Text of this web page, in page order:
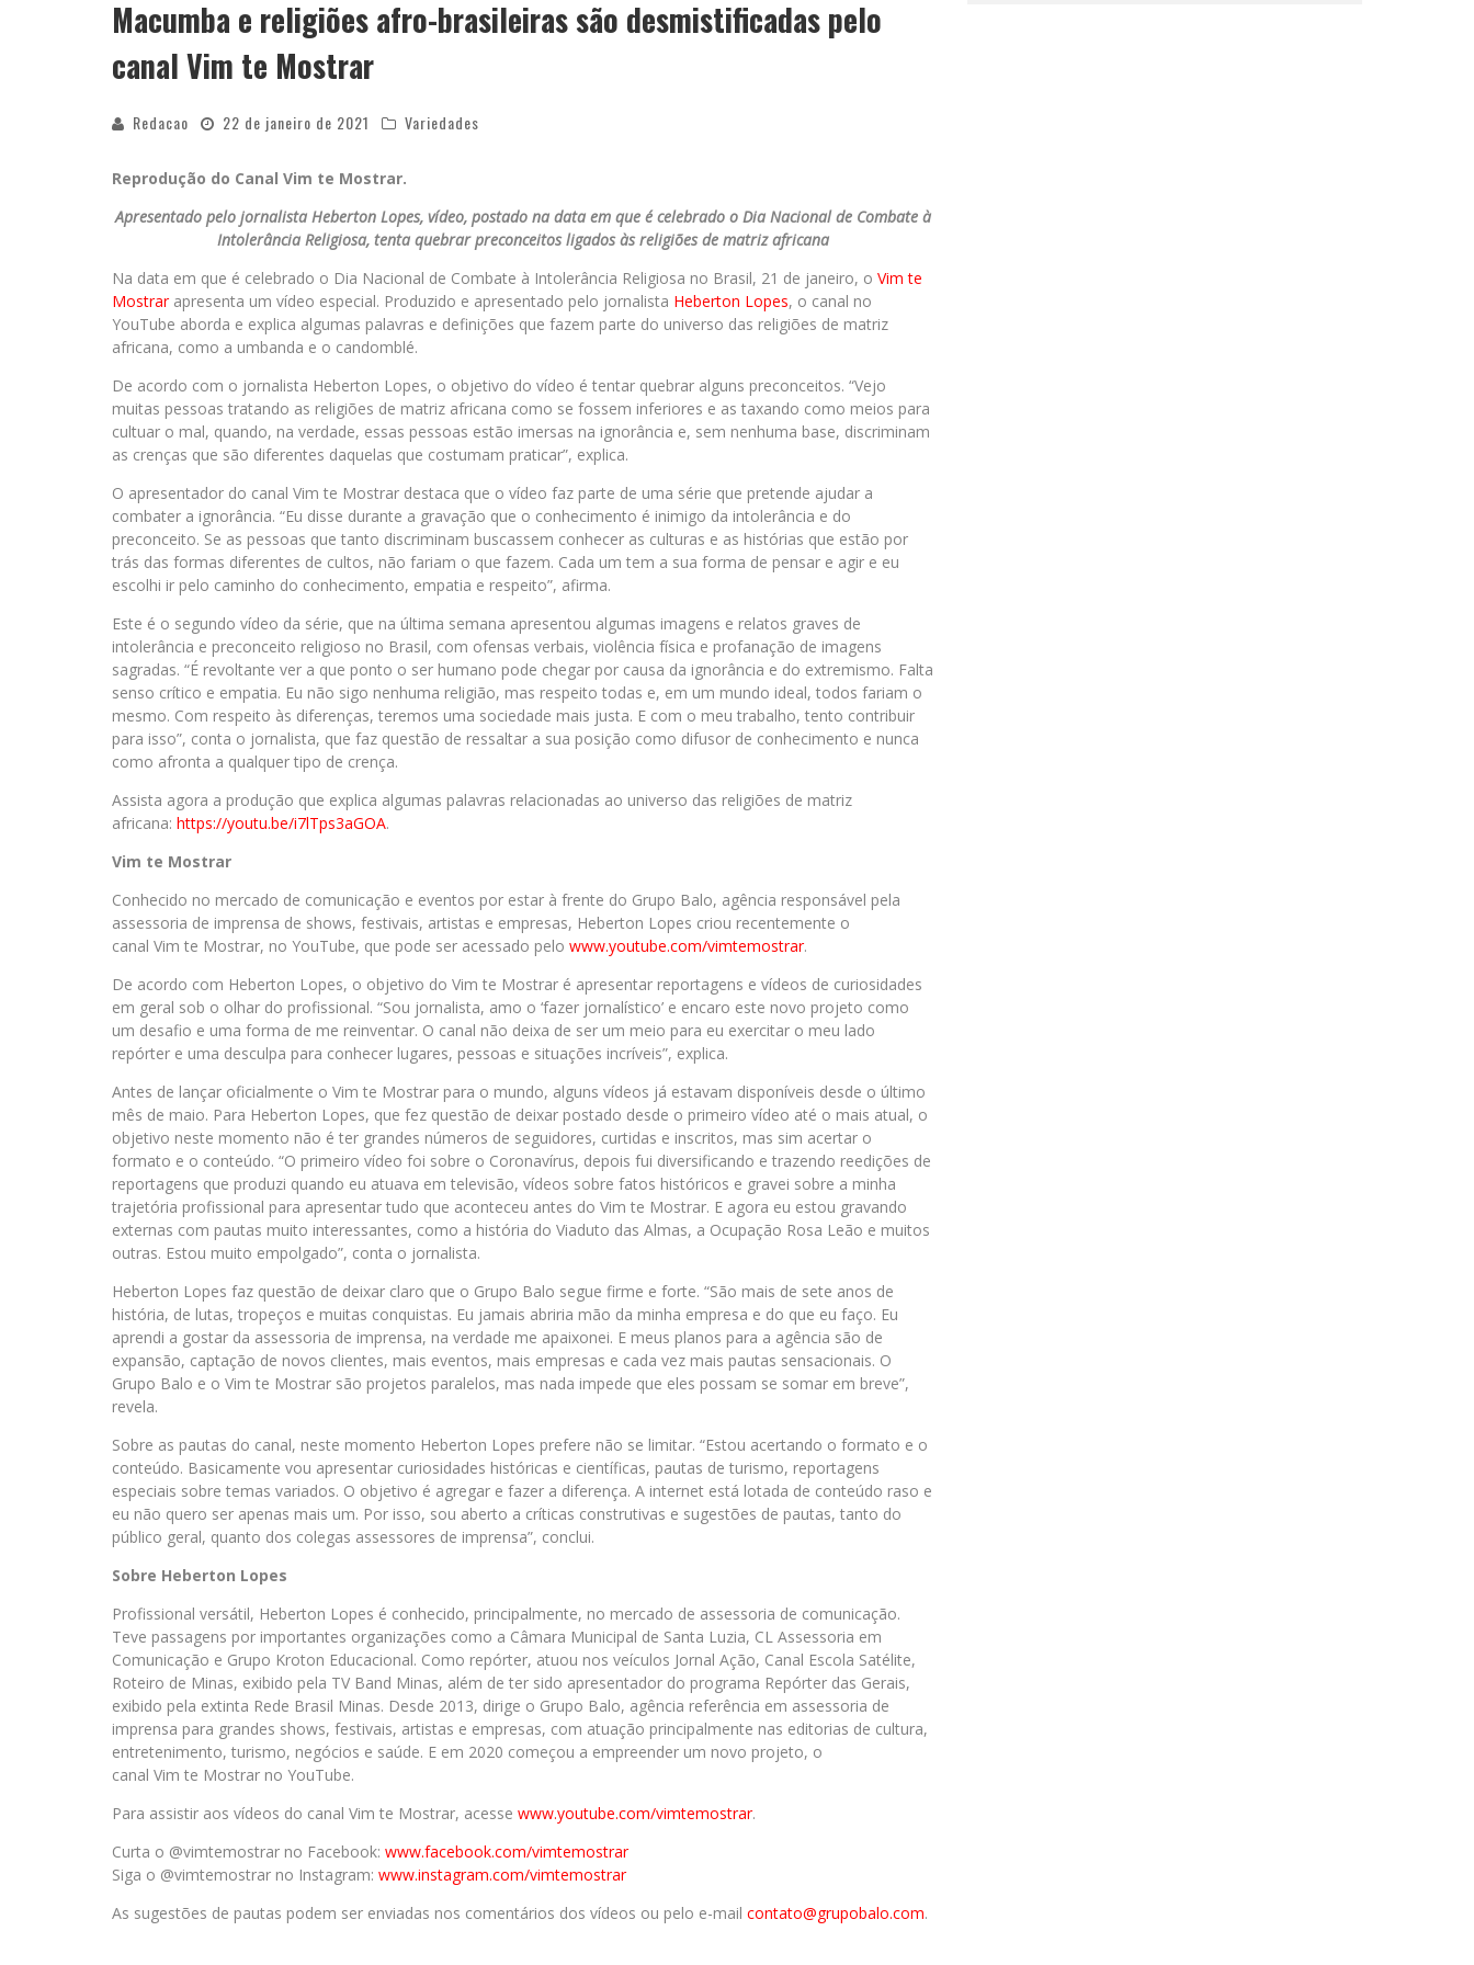
Macumba e religiões afro-brasileiras são desmistificadas pelo
canal Vim te Mostrar
Redacao 22 de janeiro de 2021 Variedades
Reprodução do Canal Vim te Mostrar.
Apresentado pelo jornalista Heberton Lopes, vídeo, postado na data em que é celebrado o Dia Nacional de Combate à
Intolerância Religiosa, tenta quebrar preconceitos ligados às religiões de matriz africana
Na data em que é celebrado o Dia Nacional de Combate à Intolerância Religiosa no Brasil, 21 de janeiro, o Vim te
Mostrarapresenta um vídeo especial. Produzido e apresentado pelo jornalista Heberton Lopes, o canal no
YouTube aborda e explica algumas palavras e definições que fazem parte do universo das religiões de matriz
africana, como a umbanda e o candomblé.
De acordo com o jornalista Heberton Lopes, o objetivo do vídeo é tentar quebrar alguns preconceitos. “Vejo
muitas pessoas tratando as religiões de matriz africana como se fossem inferiores e as taxando como meios para
cultuar o mal, quando, na verdade, essas pessoas estão imersas na ignorância e, sem nenhuma base, discriminam
as crenças que são diferentes daquelas que costumam praticar”, explica.
O apresentador do canal Vim te Mostrar destaca que o vídeo faz parte de uma série que pretende ajudar a
combater a ignorância. “Eu disse durante a gravação que o conhecimento é inimigo da intolerância e do
preconceito. Se as pessoas que tanto discriminam buscassem conhecer as culturas e as histórias que estão por
trás das formas diferentes de cultos, não fariam o que fazem. Cada um tem a sua forma de pensar e agir e eu
escolhi ir pelo caminho do conhecimento, empatia e respeito”, afirma.
Este é o segundo vídeo da série, que na última semana apresentou algumas imagens e relatos graves de
intolerância e preconceito religioso no Brasil, com ofensas verbais, violência física e profanação de imagens
sagradas. “É revoltante ver a que ponto o ser humano pode chegar por causa da ignorância e do extremismo. Falta
senso crítico e empatia. Eu não sigo nenhuma religião, mas respeito todas e, em um mundo ideal, todos fariam o
mesmo. Com respeito às diferenças, teremos uma sociedade mais justa. E com o meu trabalho, tento contribuir
para isso”, conta o jornalista, que faz questão de ressaltar a sua posição como difusor de conhecimento e nunca
como afronta a qualquer tipo de crença.
Assista agora a produção que explica algumas palavras relacionadas ao universo das religiões de matriz
africana: https://youtu.be/i7lTps3aGOA.
Vim te Mostrar
Conhecido no mercado de comunicação e eventos por estar à frente do Grupo Balo, agência responsável pela
assessoria de imprensa de shows, festivais, artistas e empresas, Heberton Lopes criou recentemente o
canal Vim te Mostrar, no YouTube, que pode ser acessado pelo www.youtube.com/vimtemostrar.
De acordo com Heberton Lopes, o objetivo do Vim te Mostrar é apresentar reportagens e vídeos de curiosidades
em geral sob o olhar do profissional. “Sou jornalista, amo o ‘fazer jornalístico’ e encaro este novo projeto como
um desafio e uma forma de me reinventar. O canal não deixa de ser um meio para eu exercitar o meu lado
repórter e uma desculpa para conhecer lugares, pessoas e situações incríveis”, explica.
Antes de lançar oficialmente o Vim te Mostrar para o mundo, alguns vídeos já estavam disponíveis desde o último
mês de maio. Para Heberton Lopes, que fez questão de deixar postado desde o primeiro vídeo até o mais atual, o
objetivo neste momento não é ter grandes números de seguidores, curtidas e inscritos, mas sim acertar o
formato e o conteúdo. “O primeiro vídeo foi sobre o Coronavírus, depois fui diversificando e trazendo reedições de
reportagens que produzi quando eu atuava em televisão, vídeos sobre fatos históricos e gravei sobre a minha
trajetória profissional para apresentar tudo que aconteceu antes do Vim te Mostrar. E agora eu estou gravando
externas com pautas muito interessantes, como a história do Viaduto das Almas, a Ocupação Rosa Leão e muitos
outras. Estou muito empolgado”, conta o jornalista.
Heberton Lopes faz questão de deixar claro que o Grupo Balo segue firme e forte. “São mais de sete anos de
história, de lutas, tropeços e muitas conquistas. Eu jamais abriria mão da minha empresa e do que eu faço. Eu
aprendi a gostar da assessoria de imprensa, na verdade me apaixonei. E meus planos para a agência são de
expansão, captação de novos clientes, mais eventos, mais empresas e cada vez mais pautas sensacionais. O
Grupo Balo e o Vim te Mostrar são projetos paralelos, mas nada impede que eles possam se somar em breve”,
revela.
Sobre as pautas do canal, neste momento Heberton Lopes prefere não se limitar. “Estou acertando o formato e o
conteúdo. Basicamente vou apresentar curiosidades históricas e científicas, pautas de turismo, reportagens
especiais sobre temas variados. O objetivo é agregar e fazer a diferença. A internet está lotada de conteúdo raso e
eu não quero ser apenas mais um. Por isso, sou aberto a críticas construtivas e sugestões de pautas, tanto do
público geral, quanto dos colegas assessores de imprensa”, conclui.
Sobre Heberton Lopes
Profissional versátil, Heberton Lopes é conhecido, principalmente, no mercado de assessoria de comunicação.
Teve passagens por importantes organizações como a Câmara Municipal de Santa Luzia, CL Assessoria em
Comunicação e Grupo Kroton Educacional. Como repórter, atuou nos veículos Jornal Ação, Canal Escola Satélite,
Roteiro de Minas, exibido pela TV Band Minas, além de ter sido apresentador do programa Repórter das Gerais,
exibido pela extinta Rede Brasil Minas. Desde 2013, dirige o Grupo Balo, agência referência em assessoria de
imprensa para grandes shows, festivais, artistas e empresas, com atuação principalmente nas editorias de cultura,
entretenimento, turismo, negócios e saúde. E em 2020 começou a empreender um novo projeto, o
canal Vim te Mostrar no YouTube.
Para assistir aos vídeos do canal Vim te Mostrar, acesse www.youtube.com/vimtemostrar.
Curta o @vimtemostrar no Facebook: www.facebook.com/vimtemostrar
Siga o @vimtemostrar no Instagram: www.instagram.com/vimtemostrar
As sugestões de pautas podem ser enviadas nos comentários dos vídeos ou pelo e-mail contato@grupobalo.com.